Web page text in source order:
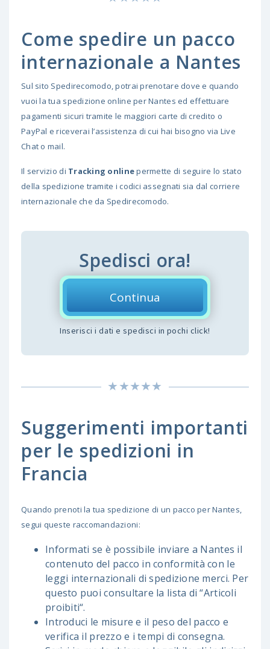
Come spedire un pacco
internazionale a Nantes
Sul sito Spedirecomodo, potrai prenotare dove e quando
vuoi la tua spedizione online per Nantes ed effettuare
pagamenti sicuri tramite le maggiori carte di credito o
PayPal e riceverai l’assistenza di cui hai bisogno via Live
Chat o mail.
Il servizio di Tracking onlinepermette di seguire lo stato
della spedizione tramite i codici assegnati sia dal corriere
internazionale che da Spedirecomodo.
Spedisci ora!
Continua
Inserisci i dati e spedisci in pochi click!
Suggerimenti importanti
per le spedizioni in
Francia
Quando prenoti la tua spedizione di un pacco per Nantes,
segui queste raccomandazioni:
Informati se è possibile inviare a Nantes il
contenuto del pacco in conformità con le
leggi internazionali di spedizione merci. Per
questo puoi consultare la lista di “Articoli
proibiti“.
Introduci le misure e il peso del pacco e
verifica il prezzo e i tempi di consegna.